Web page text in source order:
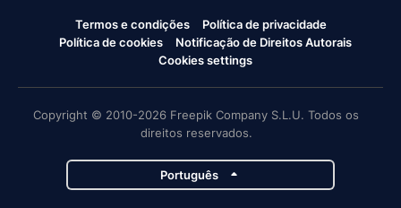
Termos e condições
Política de privacidade
Política de cookies
Notificação de Direitos Autorais
Cookies settings
Copyright © 2010-2026 Freepik Company S.L.U. Todos os
direitos reservados.
Português